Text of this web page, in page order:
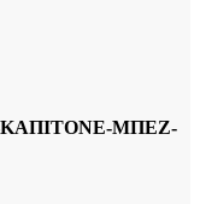
ΚΑΠΙΤΟΝΕ-ΜΠΕΖ-